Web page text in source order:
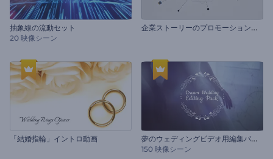
抽象線の流動セット
20 映像シーン
企
業ストーリーのプロモーションビデオ
「結婚指輪」イントロ動画 夢
のウェディングビデオ用編集パック
150 映像シーン